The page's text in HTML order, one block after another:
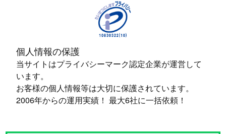
個人情報の保護
当サイトはプライバシーマーク認定企業が運営して
います。
お客様の個人情報等は大切に保護されています。
2006年からの運用実績！ 最大6社に一括依頼！